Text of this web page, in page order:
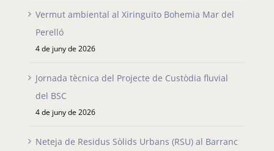
Vermut ambiental al Xiringuito Bohemia Mar del
Perelló
4 de juny de 2026
Jornada tècnica del Projecte de Custòdia fluvial
del BSC
4 de juny de 2026
Neteja de Residus Sòlids Urbans (RSU) al Barranc